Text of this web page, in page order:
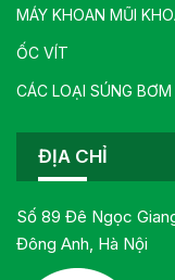
MÁY KHOAN MŨI
ỐC VÍT
CÁC LOẠI SÚNG BƠM
ĐỊA CHỈ
Số 89 Đê Ngọc
Đông Anh, Hà Nội